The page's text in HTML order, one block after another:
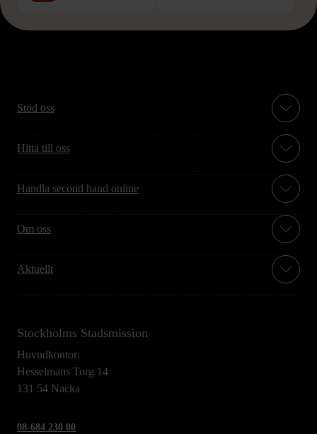
Stöd oss
Hitta till oss
Handla second hand online
Om oss
Aktuellt
Stockholms Stadsmission
Huvudkontor:
Hesselmans Torg 14
131 54 Nacka
08-684 230 00